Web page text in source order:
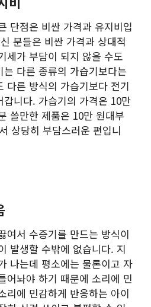
단점은 비싼 가격과 유지비입
분들은 비싼 가격과 상대적
세가 부담이 되지 않을 수도
다른 종류의 가습기보다는
다른 방식의 가습기보다 전기
니다. 가습기의 가격은 10만
쓸만한 제품은 10만 원대부
상당히 부담스러운 편입니
여서 수증기를 만드는 방식이
발생할 수밖에 없습니다. 지
나는데 평소에는 물론이고 자
어놔야 하기 때문에 소리에 민
리에 민감하게 반응하는 아이